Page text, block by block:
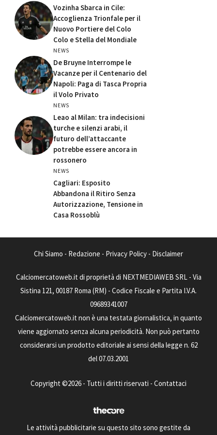
Vozinha Sbarca in Cile:
Accoglienza Trionfale per il
Nuovo Portiere del Colo
Colo e Stella del Mondiale
NEWS
De Bruyne Interrompe le
Vacanze per il Centenario del
Napoli: Paga di Tasca Propria
il Volo Privato
NEWS
Leao al Milan: tra indecisioni
turche e silenzi arabi, il
futuro dell’attaccante
potrebbe essere ancora in
rossonero
NEWS
Cagliari: Esposito
Abbandona il Ritiro Senza
Autorizzazione, Tensione in
Casa Rossoblù
Chi Siamo - Redazione - Privacy Policy - Disclaimer
Calciomercatoweb.it di proprietà di NEXTMEDIAWEB SRL - Via
Sistina 121, 00187 Roma (RM) - Codice Fiscale e Partita I.V.A.
09689341007
Calciomercatoweb.it non è una testata giornalistica, in quanto
viene aggiornato senza alcuna periodicità. Non può pertanto
considerarsi un prodotto editoriale ai sensi della legge n. 62
del 07.03.2001
Copyright ©2026 - Tutti i diritti riservati - Contattaci
Le attività pubblicitarie su questo sito sono gestite da